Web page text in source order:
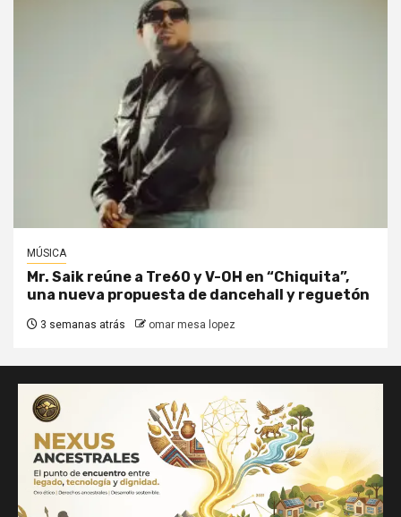
MÚSICA
Mr. Saik reúne a Tre60 y V-OH en “Chiquita”,
una nueva propuesta de dancehall y reguetón
3 semanas atrás omar mesa lopez